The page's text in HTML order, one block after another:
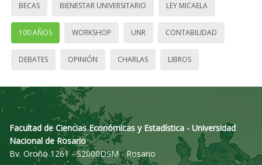
BECAS BIENESTAR UNIVERSITARIO LEY MICAELA
100 AÑOS WORKSHOP UNR CONTABILIDAD
DEBATES OPINIÓN CHARLAS LIBROS
Facultad de Ciencias Económicas y Estadística - Universidad
Nacional de Rosario
Bv. Oroño 1261 - S2000DSM - Rosario